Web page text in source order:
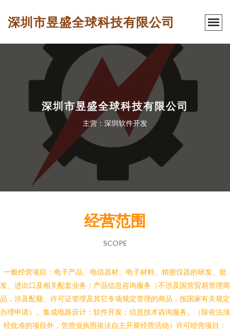
深圳市昱盛全球科技有限公司
深圳市昱盛全球科技有限公司
主营：深圳软件开发
经营范围
SCOPE
一般经营项目：电子产品、电信器材、电子材料、精密仪器的研发、批
发、进出口及相关配套业务；产品信息咨询服务（不涉及国营贸易管理商
品，涉及配额、许可证管理及其它专项规定管理的商品，按国家有关规定
办理申请）。集成电路设计；软件开发；信息技术咨询服务。（除依法须
经批准的项目外，凭营业执照依法自主开展经营活动）许可经营项目：